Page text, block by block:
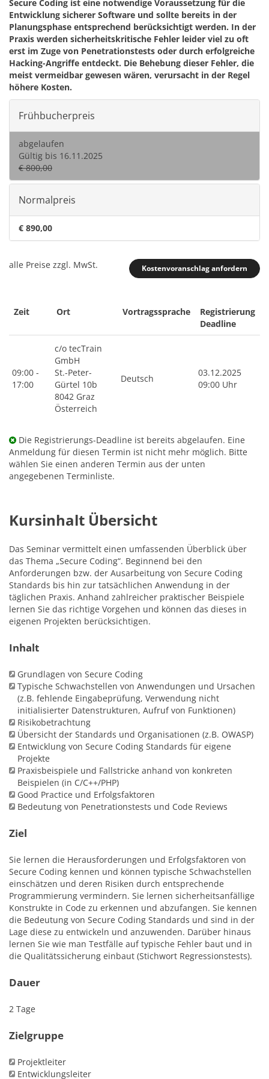
Secure Coding ist eine notwendige Voraussetzung für die
Entwicklung sicherer Software und sollte bereits in der
Planungsphase entsprechend berücksichtigt werden. In der
Praxis werden sicherheitskritische Fehler leider viel zu oft
erst im Zuge von Penetrationstests oder durch erfolgreiche
Hacking-Angriffe entdeckt. Die Behebung dieser Fehler, die
meist vermeidbar gewesen wären, verursacht in der Regel
höhere Kosten.
Frühbucherpreis
abgelaufen
Gültig bis 16.11.2025
€ 800,00
Normalpreis
€ 890,00
Kostenvoranschlag anfordern
alle Preise zzgl. MwSt.
Zeit Ort Vortragssprache
Registrierung
Deadline
09:00 -
17:00
c/o tecTrain
GmbH
St.-Peter-
Gürtel 10b
8042 Graz
Österreich
Deutsch
03.12.2025
09:00 Uhr
Die Registrierungs-Deadline ist bereits abgelaufen. Eine
Anmeldung für diesen Termin ist nicht mehr möglich. Bitte
wählen Sie einen anderen Termin aus der unten
angegebenen Terminliste.
Kursinhalt Übersicht
Das Seminar vermittelt einen umfassenden Überblick über
das Thema „Secure Coding“. Beginnend bei den
Anforderungen bzw. der Ausarbeitung von Secure Coding
Standards bis hin zur tatsächlichen Anwendung in der
täglichen Praxis. Anhand zahlreicher praktischer Beispiele
lernen Sie das richtige Vorgehen und können das dieses in
eigenen Projekten berücksichtigen.
Inhalt
Grundlagen von Secure Coding
Typische Schwachstellen von Anwendungen und Ursachen
(z.B. fehlende Eingabeprüfung, Verwendung nicht
initialisierter Datenstrukturen, Aufruf von Funktionen)
Risikobetrachtung
Übersicht der Standards und Organisationen (z.B. OWASP)
Entwicklung von Secure Coding Standards für eigene
Projekte
Praxisbeispiele und Fallstricke anhand von konkreten
Beispielen (in C/C++/PHP)
Good Practice und Erfolgsfaktoren
Bedeutung von Penetrationstests und Code Reviews
Ziel
Sie lernen die Herausforderungen und Erfolgsfaktoren von
Secure Coding kennen und können typische Schwachstellen
einschätzen und deren Risiken durch entsprechende
Programmierung vermindern. Sie lernen sicherheitsanfällige
Konstrukte in Code zu erkennen und abzufangen. Sie kennen
die Bedeutung von Secure Coding Standards und sind in der
Lage diese zu entwickeln und anzuwenden. Darüber hinaus
lernen Sie wie man Testfälle auf typische Fehler baut und in
die Qualitätssicherung einbaut (Stichwort Regressionstests).
Dauer
2 Tage
Zielgruppe
Projektleiter
Entwicklungsleiter